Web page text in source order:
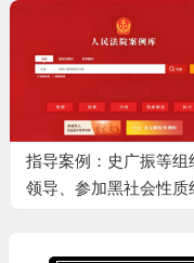
不能提出执行异议，亦
提起执行异议之诉
指导案例：史广振等组
领导、参加黑社会性质